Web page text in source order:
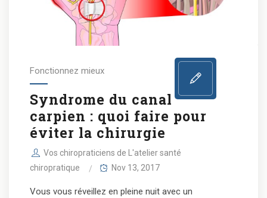
Fonctionnez mieux
Syndrome du canal
carpien : quoi faire pour
éviter la chirurgie
Vos chiropraticiens de L'atelier santé
chiropratique
Nov 13, 2017
Vous vous réveillez en pleine nuit avec un